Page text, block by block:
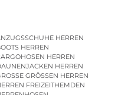
HERREN
HERREN
HERREN
HERREN
GRÖSSEN HERREN
FREIZEITHEMDEN